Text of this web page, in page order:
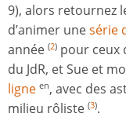
9), alors retournez
d’animer unesérie
année (2) pour ceux
du JdR, et Sue et
ligne en, avec des
milieu rôliste (3).